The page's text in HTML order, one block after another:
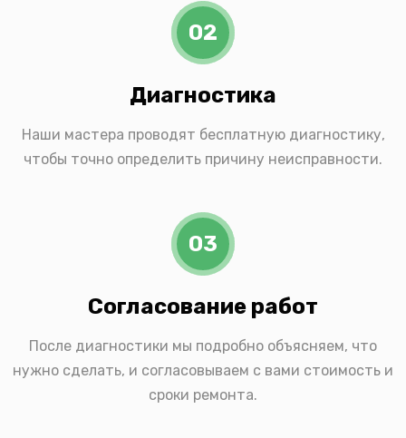
02
Диагностика
Наши мастера проводят бесплатную диагностику,
чтобы точно определить причину неисправности.
03
Согласование работ
После диагностики мы подробно объясняем, что
нужно сделать, и согласовываем с вами стоимость и
сроки ремонта.